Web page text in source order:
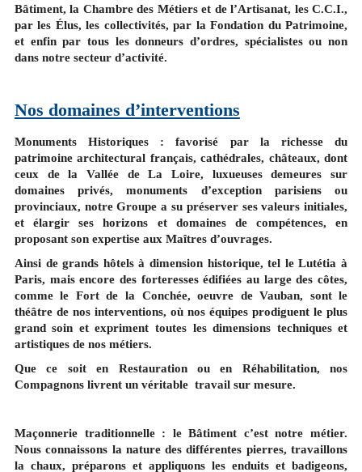
Bâtiment, la Chambre des Métiers et de l’Artisanat, les C.C.I.,
par les Élus, les collectivités, par la Fondation du Patrimoine,
et enfin par tous les donneurs d’ordres, spécialistes ou non
dans notre secteur d’activité.
Nos domaines d’interventions
Monuments Historiques : favorisé par la richesse du
patrimoine architectural français, cathédrales, châteaux, dont
ceux de la Vallée de La Loire, luxueuses demeures sur
domaines privés, monuments d’exception parisiens ou
provinciaux, notre Groupe a su préserver ses valeurs initiales,
et élargir ses horizons et domaines de compétences, en
proposant son expertise aux Maîtres d’ouvrages.
Ainsi de grands hôtels à dimension historique, tel le Lutétia à
Paris, mais encore des forteresses édifiées au large des côtes,
comme le Fort de la Conchée, oeuvre de Vauban, sont le
théâtre de nos interventions, où nos équipes prodiguent le plus
grand soin et expriment toutes les dimensions techniques et
artistiques de nos métiers.
Que ce soit en Restauration ou en Réhabilitation, nos
Compagnons livrent un véritable travail sur mesure.
Maçonnerie traditionnelle : le Bâtiment c’est notre métier.
Nous connaissons la nature des différentes pierres, travaillons
la chaux, préparons et appliquons les enduits et badigeons,